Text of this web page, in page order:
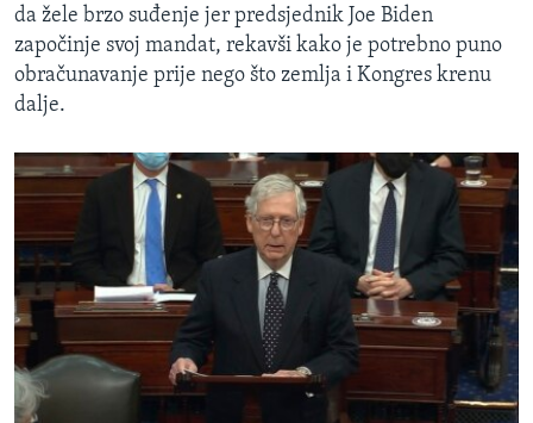
da žele brzo suđenje jer predsjednik Joe Biden
započinje svoj mandat, rekavši kako je potrebno puno
obračunavanje prije nego što zemlja i Kongres krenu
dalje.